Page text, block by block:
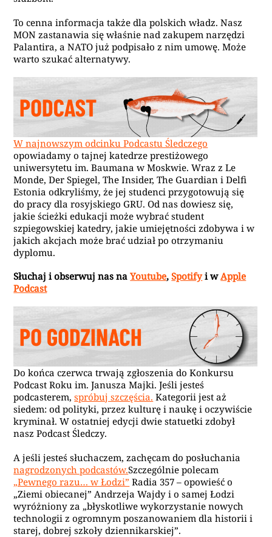
To cenna informacja także dla polskich władz. Nasz
MON zastanawia się właśnie nad zakupem narzędzi
Palantira, a NATO już podpisało z nim umowę. Może
warto szukać alternatywy.
W najnowszym odcinku Podcastu Śledczego
opowiadamy o tajnej katedrze prestiżowego
uniwersytetu im. Baumana w Moskwie. Wraz z Le
Monde, Der Spiegel, The Insider, The Guardian i Delfi
Estonia odkryliśmy, że jej studenci przygotowują się
do pracy dla rosyjskiego GRU. Od nas dowiesz się,
jakie ścieżki edukacji może wybrać student
szpiegowskiej katedry, jakie umiejętności zdobywa i w
jakich akcjach może brać udział po otrzymaniu
dyplomu.
Słuchaj i obserwuj nas naYoutube,Spotifyi wApple
Podcast
Do końca czerwca trwają zgłoszenia do Konkursu
Podcast Roku im. Janusza Majki. Jeśli jesteś
podcasterem,spróbuj szczęścia. Kategorii jest aż
siedem: od polityki, przez kulturę i naukę i oczywiście
kryminał. W ostatniej edycji dwie statuetki zdobył
nasz Podcast Śledczy.
A jeśli jesteś słuchaczem, zachęcam do posłuchania
nagrodzonych podcastów.Szczególnie polecam
„Pewnego razu… w Łodzi” Radia 357 – opowieść o
„Ziemi obiecanej” Andrzeja Wajdy i o samej Łodzi
wyróżniony za „błyskotliwe wykorzystanie nowych
technologii z ogromnym poszanowaniem dla historii i
starej, dobrej szkoły dziennikarskiej”.